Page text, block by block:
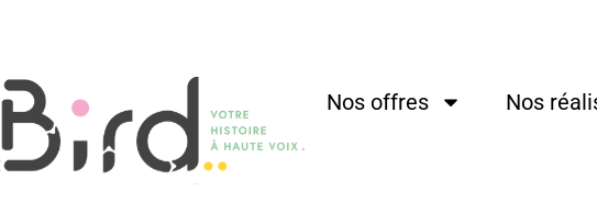
Nos offres Nos